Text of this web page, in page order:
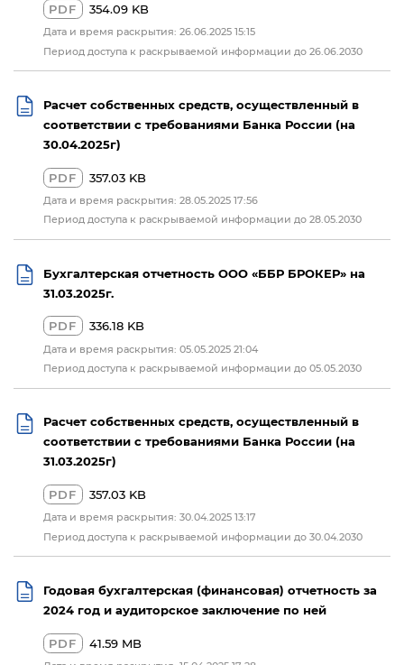
PDF 354.09 KB
Дата и время раскрытия: 26.06.2025 15:15
Период доступа к раскрываемой информации до 26.06.2030
Расчет собственных средств, осуществленный в
соответствии с требованиями Банка России (на
30.04.2025г)
PDF 357.03 KB
Дата и время раскрытия: 28.05.2025 17:56
Период доступа к раскрываемой информации до 28.05.2030
Бухгалтерская отчетность ООО «ББР БРОКЕР» на
31.03.2025г.
PDF 336.18 KB
Дата и время раскрытия: 05.05.2025 21:04
Период доступа к раскрываемой информации до 05.05.2030
Расчет собственных средств, осуществленный в
соответствии с требованиями Банка России (на
31.03.2025г)
PDF 357.03 KB
Дата и время раскрытия: 30.04.2025 13:17
Период доступа к раскрываемой информации до 30.04.2030
Годовая бухгалтерская (финансовая) отчетность за
2024 год и аудиторское заключение по ней
PDF 41.59 MB